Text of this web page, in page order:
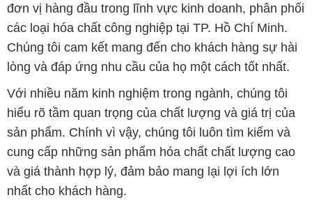
đơn vị hàng đầu trong lĩnh vực kinh doanh, phân phối
các loại hóa chất công nghiệp tại TP. Hồ Chí Minh.
Chúng tôi cam kết mang đến cho khách hàng sự hài
lòng và đáp ứng nhu cầu của họ một cách tốt nhất.
Với nhiều năm kinh nghiệm trong ngành, chúng tôi
hiểu rõ tầm quan trọng của chất lượng và giá trị của
sản phẩm. Chính vì vậy, chúng tôi luôn tìm kiếm và
cung cấp những sản phẩm hóa chất chất lượng cao
và giá thành hợp lý, đảm bảo mang lại lợi ích lớn
nhất cho khách hàng.